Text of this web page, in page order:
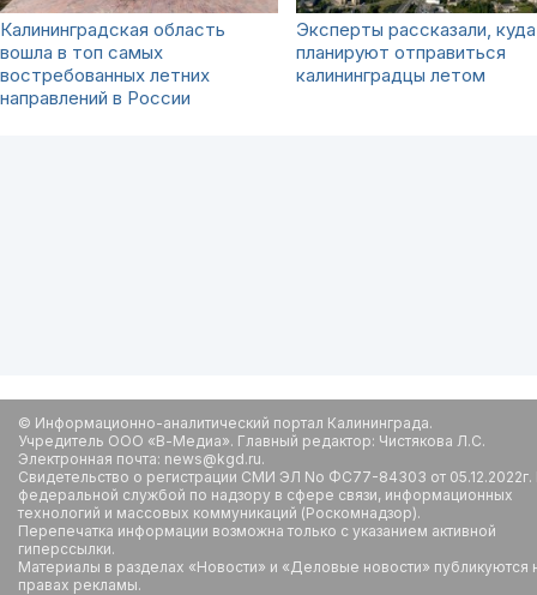
Калининградская область
вошла в топ самых
востребованных летних
направлений в России
Эксперты рассказали, куда
планируют отправиться
калининградцы летом
© Информационно-аналитический портал Калининграда.
Учредитель ООО «В-Медиа». Главный редактор: Чистякова Л.С.
Электронная почта: news@kgd.ru.
Свидетельство о регистрации СМИ ЭЛ No ФС77-84303 от
федеральной службой по надзору в сфере связи, информационных
технологий и массовых коммуникаций (Роскомнадзор).
Перепечатка информации возможна только с указанием активной
гиперссылки.
Материалы в разделах «Новости» и «Деловые новости» публикуются
правах рекламы.